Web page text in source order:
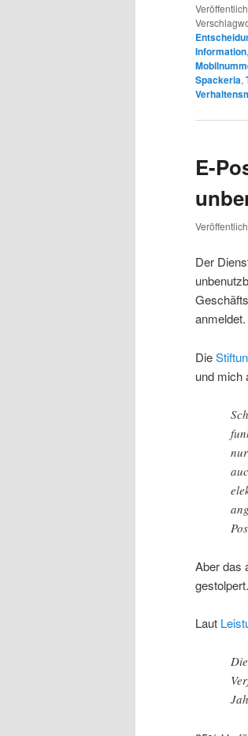
Information,
Spackeria,
E-
Der
anmeldet.
Die
und mich
Aber das
gestolpert.
Laut